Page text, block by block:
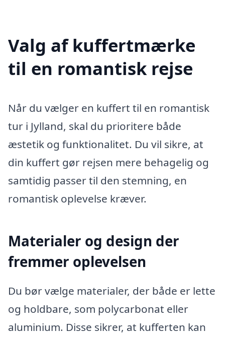
Valg af kuffertmærke
til en romantisk rejse
Når du vælger en kuffert til en romantisk
tur i Jylland, skal du prioritere både
æstetik og funktionalitet. Du vil sikre, at
din kuffert gør rejsen mere behagelig og
samtidig passer til den stemning, en
romantisk oplevelse kræver.
Materialer og design der
fremmer oplevelsen
Du bør vælge materialer, der både er lette
og holdbare, som polycarbonat eller
aluminium. Disse sikrer, at kufferten kan